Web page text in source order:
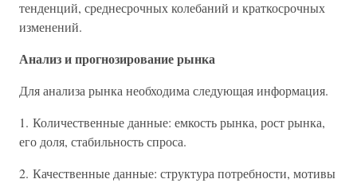
тенденций, среднесрочных колебаний и краткосрочных
изменений.
Анализ и прогнозирование рынка
Для анализа рынка необходима следующая информация.
1. Количественные данные: емкость рынка, рост рынка,
его доля, стабильность спроса.
2. Качественные данные: структура потребности, мотивы